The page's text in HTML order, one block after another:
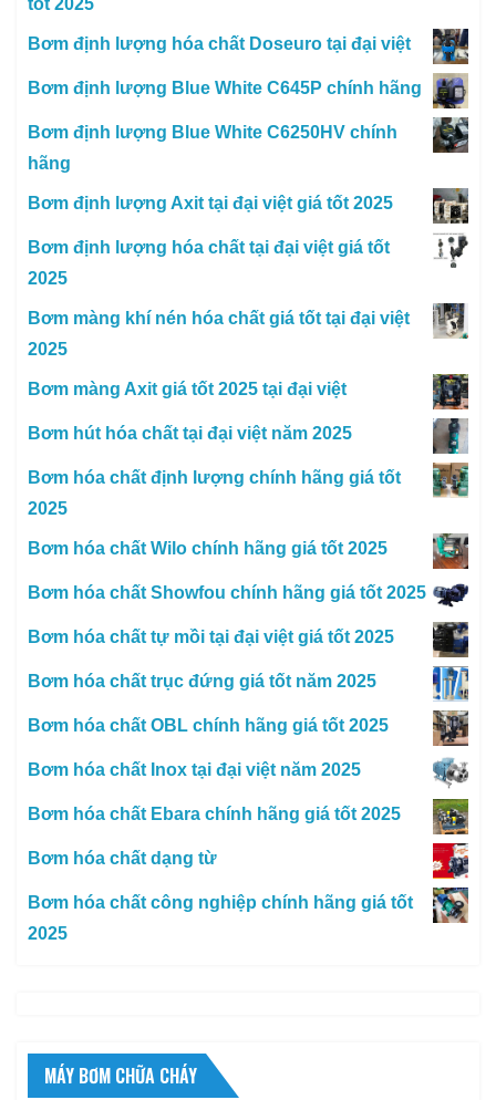
tốt 2025
Bơm định lượng hóa chất Doseuro tại đại việt
Bơm định lượng Blue White C645P chính hãng
Bơm định lượng Blue White C6250HV chính
hãng
Bơm định lượng Axit tại đại việt giá tốt 2025
Bơm định lượng hóa chất tại đại việt giá tốt
2025
Bơm màng khí nén hóa chất giá tốt tại đại việt
2025
Bơm màng Axit giá tốt 2025 tại đại việt
Bơm hút hóa chất tại đại việt năm 2025
Bơm hóa chất định lượng chính hãng giá tốt
2025
Bơm hóa chất Wilo chính hãng giá tốt 2025
Bơm hóa chất Showfou chính hãng giá tốt 2025
Bơm hóa chất tự mồi tại đại việt giá tốt 2025
Bơm hóa chất trục đứng giá tốt năm 2025
Bơm hóa chất OBL chính hãng giá tốt 2025
Bơm hóa chất Inox tại đại việt năm 2025
Bơm hóa chất Ebara chính hãng giá tốt 2025
Bơm hóa chất dạng từ
Bơm hóa chất công nghiệp chính hãng giá tốt
2025
MÁY BƠM CHỮA CHÁY